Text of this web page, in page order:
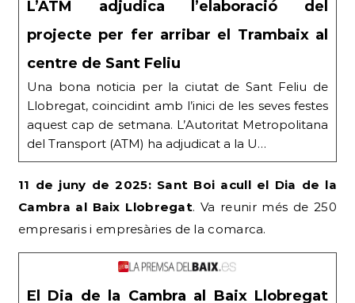
L’ATM adjudica l’elaboració del
projecte per fer arribar el Trambaix al
centre de Sant Feliu
Una bona noticia per la ciutat de Sant Feliu de
Llobregat, coincidint amb l’inici de les seves festes
aquest cap de setmana. L’Autoritat Metropolitana
del Transport (ATM) ha adjudicat a la U…
11 de juny de 2025: Sant Boi acull el Dia de la
Cambra al Baix Llobregat. Va reunir més de 250
empresaris i empresàries de la comarca.
El Dia de la Cambra al Baix Llobregat